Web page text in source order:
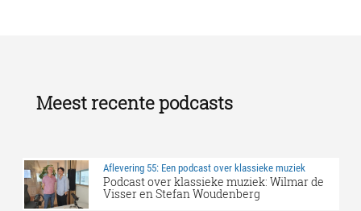
Meest recente podcasts
Aflevering 55: Een podcast over klassieke muziek
Podcast over klassieke muziek: Wilmar de
Visser en Stefan Woudenberg